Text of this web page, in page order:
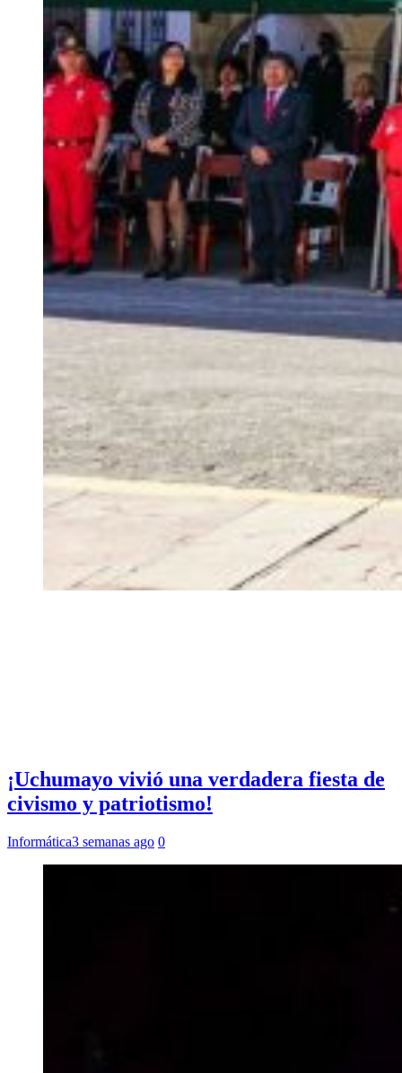
¡Uchumayo vivió una verdadera fiesta de
civismo y patriotismo!
Informática3 semanas ago 0